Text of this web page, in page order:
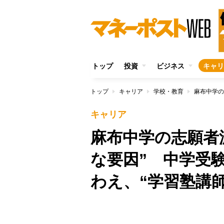
トップ 投資 ビジネス キャ
トップ キャリア 学校・教育
キャリア
麻布中学の志願
な要因” 中学受
わえ、“学習塾講